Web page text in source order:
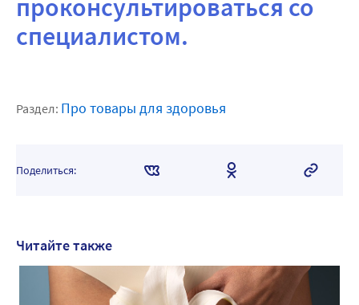
проконсультироваться со
специалистом.
Раздел: Про товары для здоровья
Поделиться:
Читайте также